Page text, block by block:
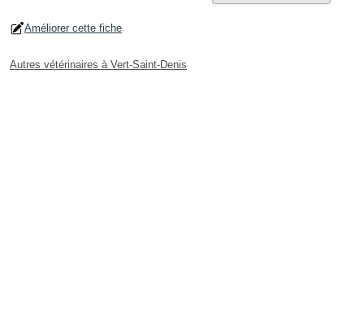
Améliorer cette fiche
Autres vétérinaires à Vert-Saint-Denis